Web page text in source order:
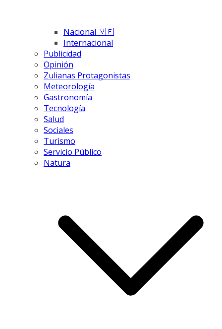
Nacional 🇻🇪
Internacional
Publicidad
Opinión
Zulianas Protagonistas
Meteorología
Gastronomía
Tecnología
Salud
Sociales
Turismo
Servicio Público
Natura